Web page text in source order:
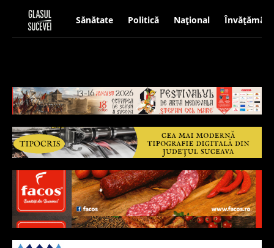
Sănătate Politică Național Învățământ